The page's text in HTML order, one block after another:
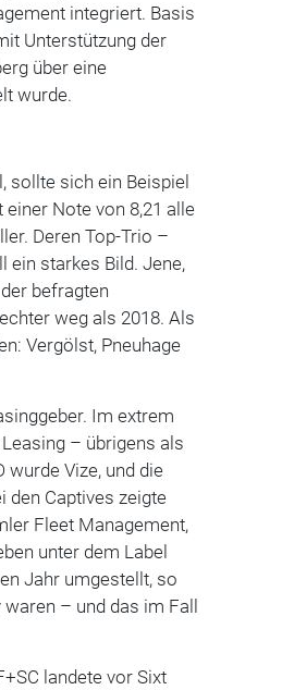
integriert. Basis
Unterstützung der
über eine
wurde.
sollte sich ein Beispiel
Note von 8,21 alle
Deren Top-Trio –
ein starkes Bild. Jene,
befragten
weg als 2018. Als
Vergölst, Pneuhage
Im extrem
– übrigens als
Vize, und die
den Captives zeigte
Fleet Management,
unter dem Label
Jahr umgestellt, so
– und das im Fall
landete vor Sixt